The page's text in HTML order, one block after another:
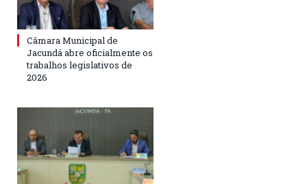
Câmara Municipal de
Jacundá abre oficialmente os
trabalhos legislativos de
2026